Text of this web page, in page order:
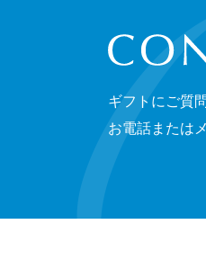
CONTACT
ギフトにご質
お電話または